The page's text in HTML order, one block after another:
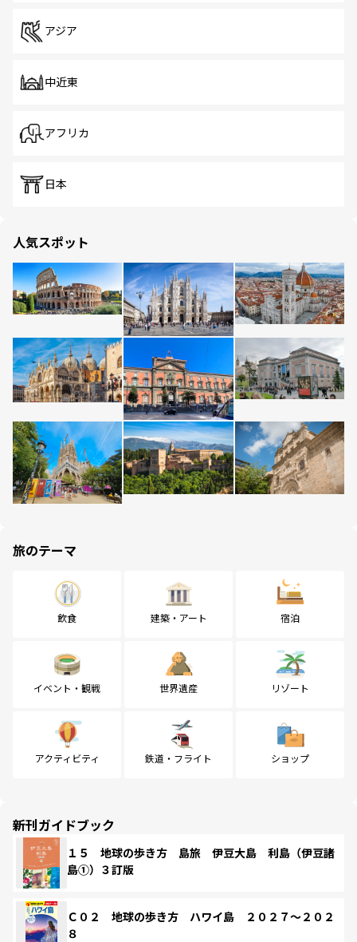
アジア
中近東
アフリカ
日本
人気スポット
旅のテーマ
飲食 建築・アート 宿泊
イベント・観戦 世界遺産 リゾート
アクティビティ 鉄道・フライト ショップ
新刊ガイドブック
１５ 地球の歩き方 島旅 伊豆大島 利島（伊豆諸
島①）３訂版
Ｃ０２ 地球の歩き方 ハワイ島 ２０２７～２０２
８